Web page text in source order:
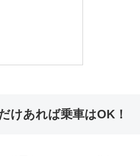
けあれば乗車はOK！